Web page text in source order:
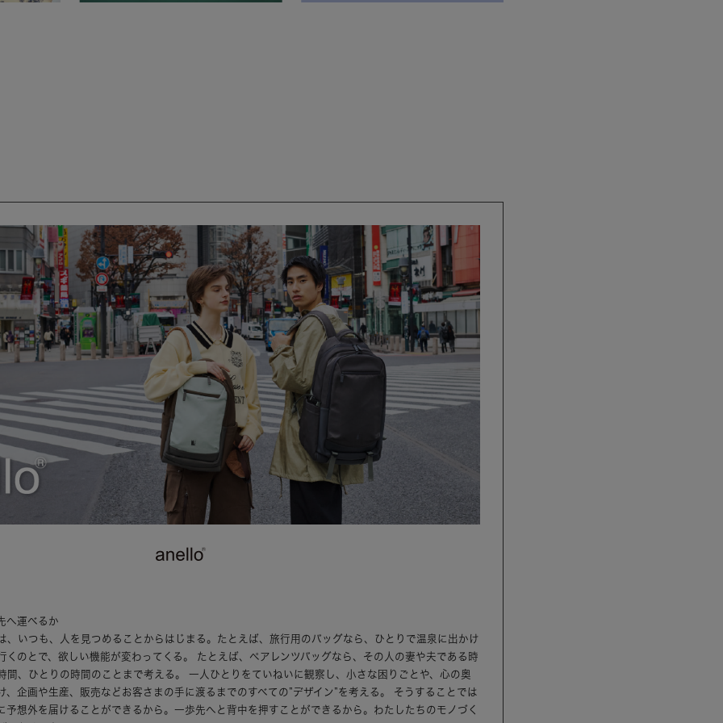
へ運べるか
、いつも、人を見つめることからはじまる。たとえば、旅行用のバッグなら、ひとりで温泉に出かけ
くのとで、欲しい機能が変わってくる。 たとえば、ペアレンツバッグなら、その人の妻や夫である時
間、ひとりの時間のことまで考える。 一人ひとりをていねいに観察し、小さな困りごとや、心の奥
、企画や生産、販売などお客さまの手に渡るまでのすべての”デザイン”を考える。 そうすることでは
予想外を届けることができるから。一歩先へと背中を押すことができるから。わたしたちのモノづく